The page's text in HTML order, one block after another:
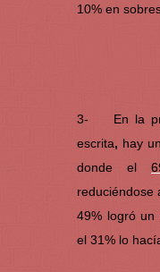
10% en
3- En la
escrita, hay
donde el
reduciéndose
49% logró un
el 31% lo